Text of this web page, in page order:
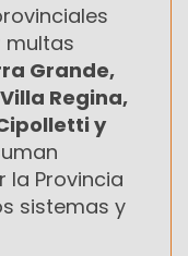
multas
Grande,
Regina,
y
la Provincia
sistemas y